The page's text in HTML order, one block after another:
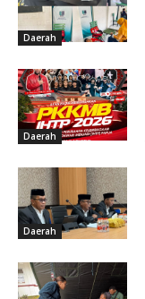
Daerah
Daerah
Daerah